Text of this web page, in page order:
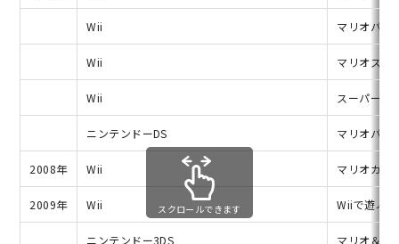
Wii マリオパー
Wii マリオスト
Wii スーパーマ
ニンテンドーDS マリオパー
2008年 Wii マリオカー
2009年 Wii Wiiで遊ぶ
ニンテンドー3DS マリオ＆ル
スクロールできます